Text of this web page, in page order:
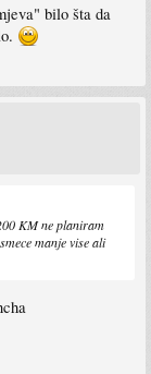
bilo šta da
KM ne planiram
manje vise ali